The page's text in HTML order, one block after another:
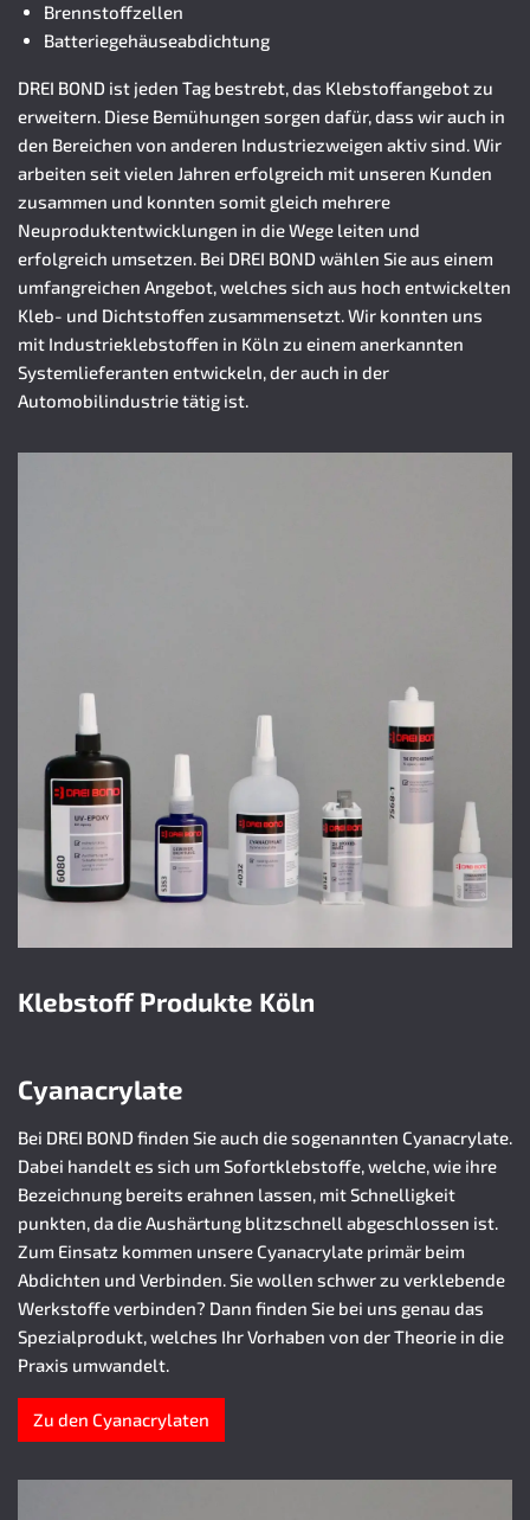
Brennstoffzellen
Batteriegehäuseabdichtung
DREI BOND ist jeden Tag bestrebt, das Klebstoffangebot zu
erweitern. Diese Bemühungen sorgen dafür, dass wir auch in
den Bereichen von anderen Industriezweigen aktiv sind. Wir
arbeiten seit vielen Jahren erfolgreich mit unseren Kunden
zusammen und konnten somit gleich mehrere
Neuproduktentwicklungen in die Wege leiten und
erfolgreich umsetzen. Bei DREI BOND wählen Sie aus einem
umfangreichen Angebot, welches sich aus hoch entwickelten
Kleb- und Dichtstoffen zusammensetzt. Wir konnten uns
mit Industrieklebstoffen in Köln zu einem anerkannten
Systemlieferanten entwickeln, der auch in der
Automobilindustrie tätig ist.
Klebstoff Produkte Köln
Cyanacrylate
Bei DREI BOND finden Sie auch die sogenannten Cyanacrylate.
Dabei handelt es sich um Sofortklebstoffe, welche, wie ihre
Bezeichnung bereits erahnen lassen, mit Schnelligkeit
punkten, da die Aushärtung blitzschnell abgeschlossen ist.
Zum Einsatz kommen unsere Cyanacrylate primär beim
Abdichten und Verbinden. Sie wollen schwer zu verklebende
Werkstoffe verbinden? Dann finden Sie bei uns genau das
Spezialprodukt, welches Ihr Vorhaben von der Theorie in die
Praxis umwandelt.
Zu den Cyanacrylaten